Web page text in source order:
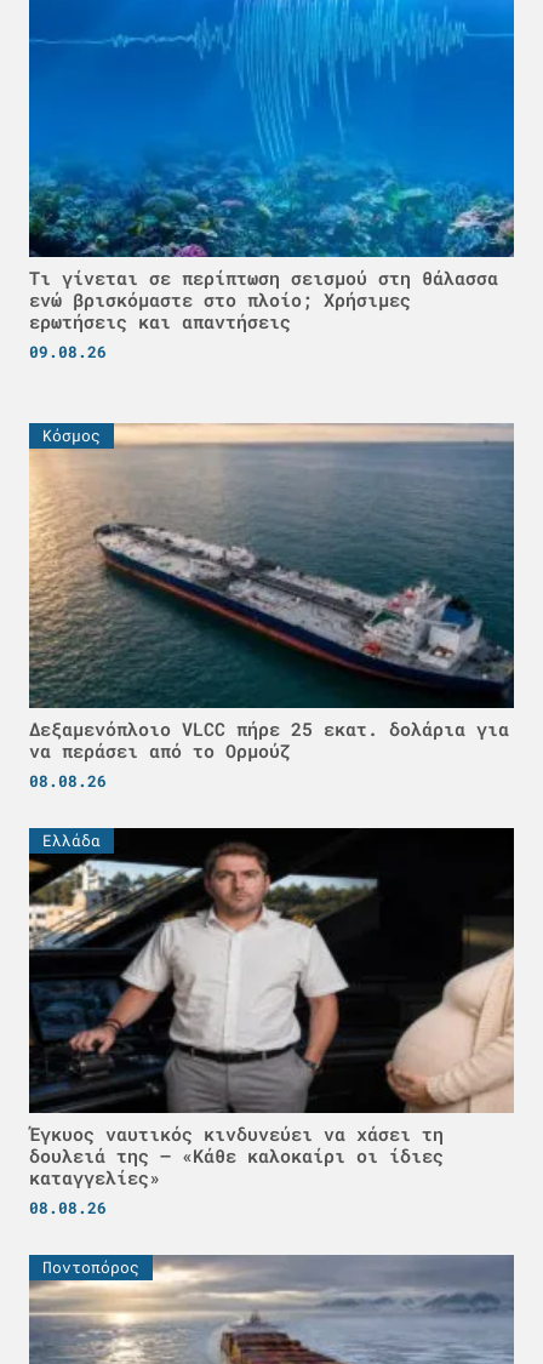
Τι γίνεται σε περίπτωση σεισμού στη θάλασσα
ενώ βρισκόμαστε στο πλοίο; Χρήσιμες
ερωτήσεις και απαντήσεις
09.08.26
Κόσμος
Δεξαμενόπλοιο VLCC πήρε 25 εκατ. δολάρια για
να περάσει από το Ορμούζ
08.08.26
Ελλάδα
Έγκυος ναυτικός κινδυνεύει να χάσει τη
δουλειά της – «Κάθε καλοκαίρι οι ίδιες
καταγγελίες»
08.08.26
Ποντοπόρος